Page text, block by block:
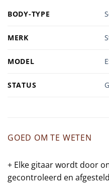
BODY-TYPE
MERK
MODEL
STATUS
GOED OM TE WETEN
+ Elke gitaar wordt door
gecontroleerd en